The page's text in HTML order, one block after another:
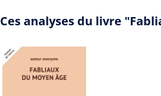
Ces analyses du livre